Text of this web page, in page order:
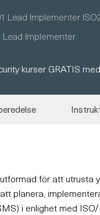
Lead Implementer
Lead Implementer
kurser GRATIS
för att utrusta
planera,
i enlighet med